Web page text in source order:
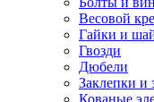
Весовой
Гайки и
Гвозди
Дюбели
Заклепки и
Кованые